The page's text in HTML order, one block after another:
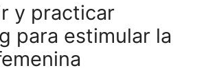
y practicar
para estimular la